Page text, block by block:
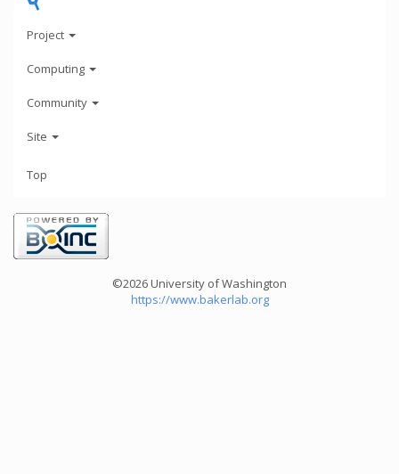
Project
Computing
Community
Site
Top
©2026 University of Washington
https://www.bakerlab.org